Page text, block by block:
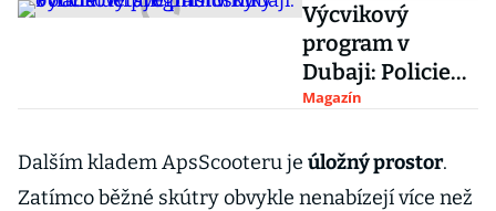
Výcvikový
program v
Dubaji: Policie
učí své
ovládat létající
motorky
Magazín
Dalším kladem ApsScooteru je úložný prostor.
Zatímco běžné skútry obvykle nenabízejí více než